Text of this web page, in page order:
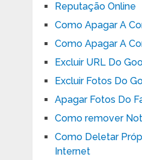
Reputação Online
Como Apagar A
Como Apagar A
Excluir URL Do
Excluir Fotos Do
Apagar Fotos Do
Como remover
Como Deletar
Internet